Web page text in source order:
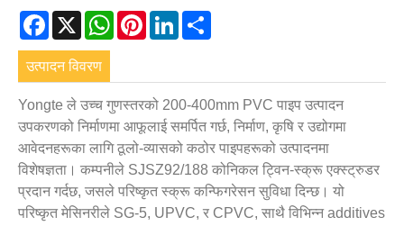
Facebook
X WhatsApp
PinterestLinkedIn
उत्पादन विवरण
Yongte ले उच्च गुणस्तरको 200-400mm PVC पाइप उत्पादन
उपकरणको निर्माणमा आफूलाई समर्पित गर्छ, निर्माण, कृषि र उद्योगमा
आवेदनहरूका लागि ठूलो-व्यासको कठोर पाइपहरूको उत्पादनमा
विशेषज्ञता। कम्पनीले SJSZ92/188 कोनिकल ट्विन-स्क्रू एक्स्ट्रुडर
प्रदान गर्दछ, जसले परिष्कृत स्क्रू कन्फिगरेसन सुविधा दिन्छ। यो
परिष्कृत मेसिनरीले SG-5, UPVC, र CPVC, साथै विभिन्न additives